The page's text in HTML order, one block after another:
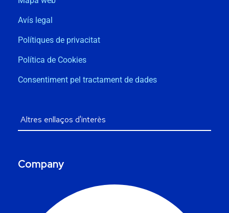
Avís legal
Polítiques de privacitat
Política de Cookies
Consentiment pel tractament de dades
Company